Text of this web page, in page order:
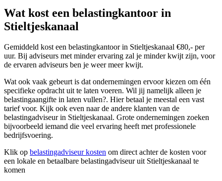
Wat kost een belastingkantoor in
Stieltjeskanaal
Gemiddeld kost een belastingkantoor in Stieltjeskanaal €80,- per
uur. Bij adviseurs met minder ervaring zal je minder kwijt zijn, voor
de ervaren adviseurs ben je weer meer kwijt.
Wat ook vaak gebeurt is dat ondernemingen ervoor kiezen om één
specifieke opdracht uit te laten voeren. Wil jij namelijk alleen je
belastingaangifte in laten vullen?. Hier betaal je meestal een vast
tarief voor. Kijk ook even naar de andere klanten van de
belastingadviseur in Stieltjeskanaal. Grote ondernemingen zoeken
bijvoorbeeld iemand die veel ervaring heeft met professionele
bedrijfsvoering.
Klik op belastingadviseur kosten om direct achter de kosten voor
een lokale en betaalbare belastingadviseur uit Stieltjeskanaal te
komen